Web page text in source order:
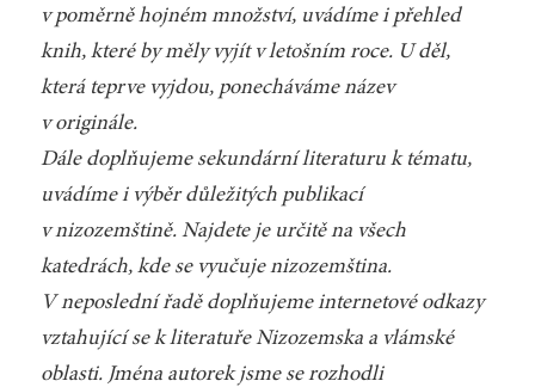
v poměrně hojném množství, uvádíme i přehled
knih, které by měly vyjít v letošním roce. U děl,
která teprve vyjdou, ponecháváme název
v originále.
Dále doplňujeme sekundární literaturu k tématu,
uvádíme i výběr důležitých publikací
v nizozemštině. Najdete je určitě na všech
katedrách, kde se vyučuje nizozemština.
V neposlední řadě doplňujeme internetové odkazy
vztahující se k literatuře Nizozemska a vlámské
oblasti. Jména autorek jsme se rozhodli